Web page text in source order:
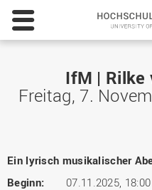
IfM | Rilke
Freitag, 7.
Ein lyrisch musikalischer
Beginn:
07.11.2025,